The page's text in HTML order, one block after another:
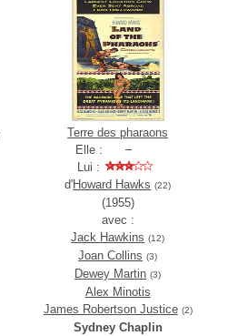
Terre des pharaons
Elle :
Lui :
d'Howard Hawks (22)
(1955)
avec :
Jack Hawkins (12)
Joan Collins (3)
Dewey Martin (3)
Alex Minotis
James Robertson Justice (2)
Sydney Chaplin